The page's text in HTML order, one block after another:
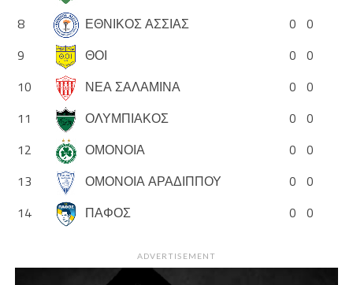
8
ΕΘΝΙΚΟΣ ΑΣΣΙΑΣ 0 0
9
ΘΟΙ 0 0
10
ΝΕΑ ΣΑΛΑΜΙΝΑ 0 0
11
ΟΛΥΜΠΙΑΚΟΣ 0 0
12
ΟΜΟΝΟΙΑ 0 0
13
ΟΜΟΝΟΙΑ ΑΡΑΔΙΠΠΟΥ 0 0
14
ΠΑΦΟΣ 0 0
ADVERTISEMENT